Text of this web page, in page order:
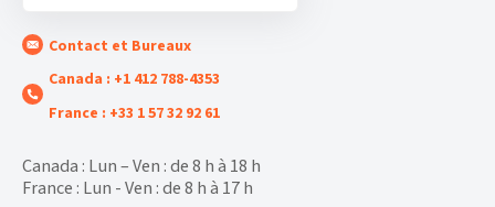
Contact et Bureaux
Canada : +1 412 788-4353
France : +33 1 57 32 92 61
Canada : Lun – Ven : de 8 h à 18 h
France : Lun - Ven : de 8 h à 17 h